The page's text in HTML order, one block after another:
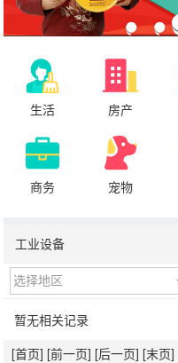
生活 房产
商务 宠物
工业设备
选择地区
暂无相关记录
[首页] [前一页] [后一页] [末页]